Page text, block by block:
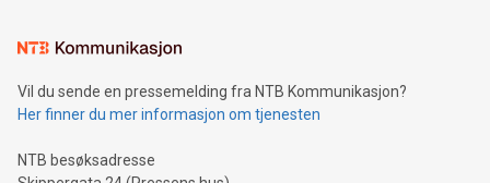
Vil du sende en pressemelding fra NTB Kommunikasjon?
Her finner du mer informasjon om tjenesten
NTB besøksadresse